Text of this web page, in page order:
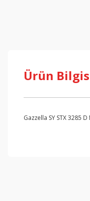
Ürün
Gazzella SY STX 3285 D